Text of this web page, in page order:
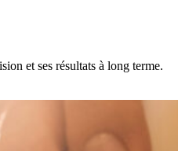
et ses résultats à long terme.